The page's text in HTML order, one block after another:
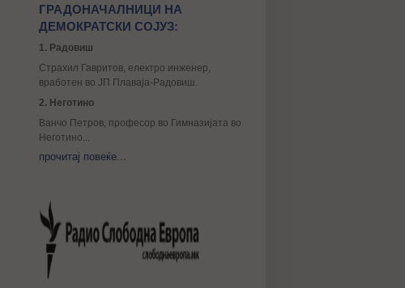
ГРАДОНАЧАЛНИЦИ НА
ДЕМОКРАТСКИ СОЈУЗ:
1. Радовиш
Страхил Гавритов, електро инженер,
вработен во ЈП Плаваја-Радовиш.
2. Неготино
Ванчо Петров, професор во Гимназијата во
Неготино...
прочитај повеќе...